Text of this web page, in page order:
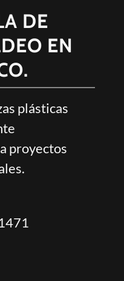
DE
EN
plásticas
proyectos